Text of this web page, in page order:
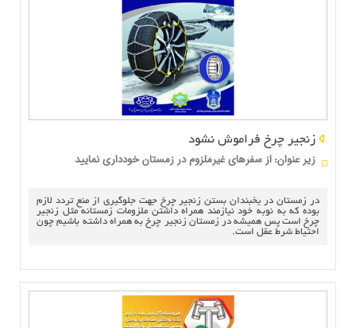
زنجیر چرخ فراموش نشود
زير عنوان: از سفرهای غیرملزوم در زمستان خودداری نمایید
در زمستان در یخبندان بستن زنجیر چرخ جهت جلوگیری از منع تردد لازم
بوده که به نوبه خود نیازمند همراه داشتن ملزومات زمستانه مثل زنجیر
چرخ است پس همیشه در زمستان زنجیر چرخ به همراه داشته باشیم چون
احتیاط شرط عقل است.